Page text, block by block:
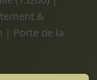
&
| Porte de la